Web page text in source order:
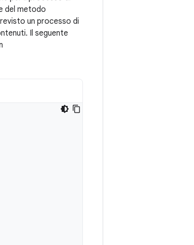
del metodo
un processo di
Il seguente